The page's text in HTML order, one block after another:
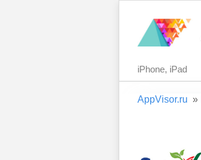
iPhone, iPad
AppVisor.ru »